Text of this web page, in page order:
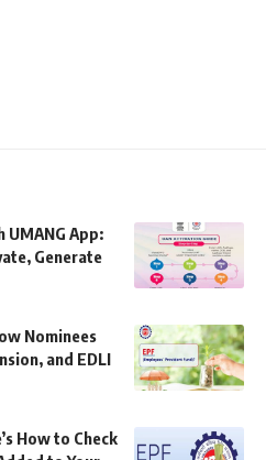
UMANG App:
Generate
Nominees
and EDLI
How to Check